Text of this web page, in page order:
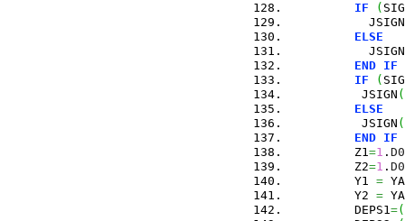
IF
(
           JSIGN
ELSE
           JSIGN
END IF
IF
(
          JSIGN
(
ELSE
          JSIGN
(
END IF
         Z1
=1 . D0
         Z2
=1 . D0
         Y1
=
         Y2
=
         DEPS1
=(